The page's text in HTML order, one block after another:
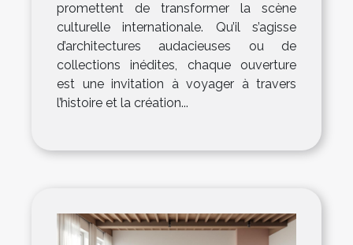
promettent de transformer la scène
culturelle internationale. Qu’il s’agisse
d’architectures audacieuses ou de
collections inédites, chaque ouverture
est une invitation à voyager à travers
l’histoire et la création...